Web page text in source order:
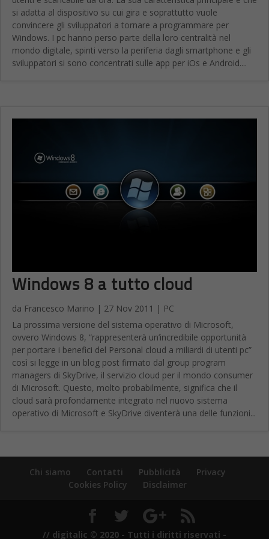
si adatta al dispositivo su cui gira e soprattutto vuole
convincere gli sviluppatori a tornare a programmare per
Windows. I pc hanno perso parte della loro centralità nel
mondo digitale, spinti verso la periferia dagli smartphone e gli
sviluppatori si sono concentrati sulle app per iOs e Android....
Windows 8 a tutto cloud
da Francesco Marino | 27 Nov 2011 | PC
La prossima versione del sistema operativo di Microsoft,
ovvero Windows 8, “rappresenterà un’incredibile opportunità
per portare i benefici del Personal cloud a miliardi di utenti pc”
così si legge in un blog post firmato dal group program
managers di SkyDrive, il servizio cloud per il mondo consumer
di Microsoft. Questo, molto probabilmente, significa che il
cloud sarà profondamente integrato nel nuovo sistema
operativo di Microsoft e SkyDrive diventerà una delle funzioni...
Chi siamo Contatti Pubblicità
Privacy
Cookies Policy
Disclaimer
// digitalic © 2020 - Tutti i diritti riservati -